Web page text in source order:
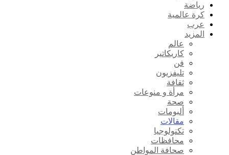
رياضة
كرة عالمية
عرب
المزيد
عالم
كاريكاتير
فن
تليفزيون
ثقافة
مرأة و منوعات
صحة
ألبومات
مقالات
تكنولوجيا
محافظات
صحافة المواطن